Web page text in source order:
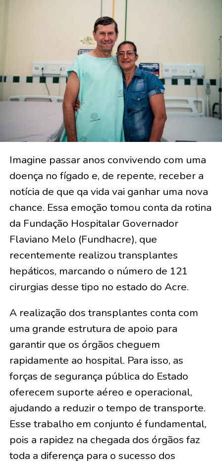
Imagine passar anos convivendo com uma
doença no fígado e, de repente, receber a
notícia de que qa vida vai ganhar uma nova
chance. Essa emoção tomou conta da rotina
da Fundação Hospitalar Governador
Flaviano Melo (Fundhacre), que
recentemente realizou transplantes
hepáticos, marcando o número de 121
cirurgias desse tipo no estado do Acre.
A realização dos transplantes conta com
uma grande estrutura de apoio para
garantir que os órgãos cheguem
rapidamente ao hospital. Para isso, as
forças de segurança pública do Estado
oferecem suporte aéreo e operacional,
ajudando a reduzir o tempo de transporte.
Esse trabalho em conjunto é fundamental,
pois a rapidez na chegada dos órgãos faz
toda a diferença para o sucesso dos